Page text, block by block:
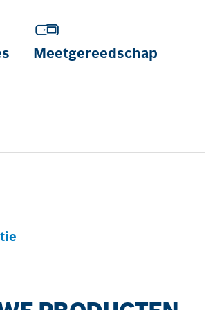
Meetgereedschap